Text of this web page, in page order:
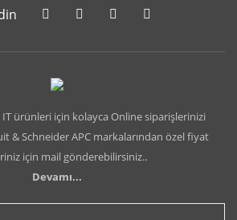
ürünleri için kolayca Online siparişlerinizi
& Schneider APC markalarından özel fiyat
için mail gönderebilirsiniz..
Devamı...